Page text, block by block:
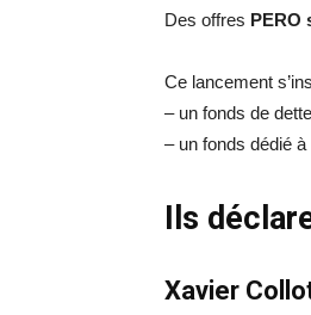
Des offres PERO
Ce lancement
– un fonds de
– un fonds dédié
Ils
Xavier